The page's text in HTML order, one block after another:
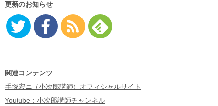
更新のお知らせ
関連コンテンツ
手塚宏ニ（小次郎講師）オフィシャルサイト
Youtube：小次郎講師チャンネル